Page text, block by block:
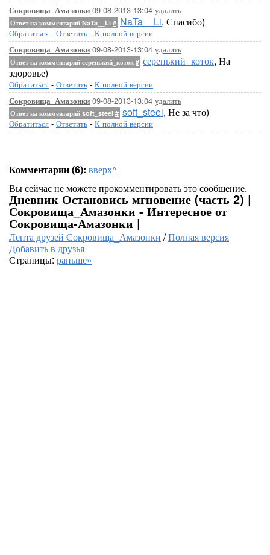
Сокровища_Амазонки 09-08-2013-13:04 удалить
Ответ на комментарий NaTa__Li # NaTa__Li, Спасибо)
Обратиться - Ответить - К полной версии
Сокровища_Амазонки 09-08-2013-13:04 удалить
Ответ на комментарий серенький_коток # серенький_коток, На
здоровье)
Обратиться - Ответить - К полной версии
Сокровища_Амазонки 09-08-2013-13:04 удалить
Ответ на комментарий soft_steel # soft_steel, Не за что)
Обратиться - Ответить - К полной версии
Комментарии (6): вверх^
Вы сейчас не можете прокомментировать это сообщение.
Дневник Остановись мгновение (часть 2) |
Сокровища_Амазонки - Интересное от
Сокровища-Амазонки |
Лента друзей Сокровища_Амазонки /Полная версия
Добавить в друзья
Страницы: раньше»